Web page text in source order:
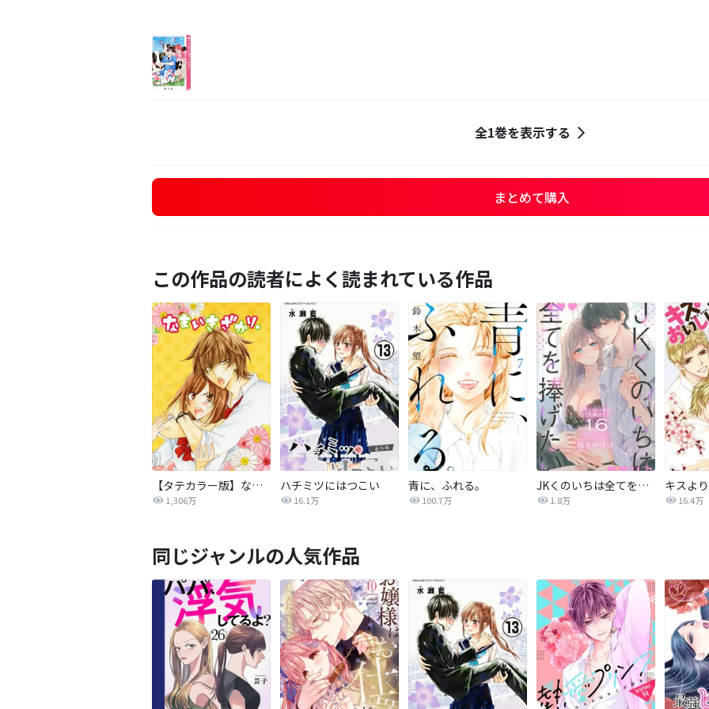
全1巻を表示する
まとめて購入
この作品の読者によく読まれている作品
【タテカラー版】なまいきざかり。
1,306万
ハチミツにはつこい
16.1万
青に、ふれる。
100.7万
JKくのいちは全てを捧げたい
1.8万
キスよ
16.4万
同じジャンルの人気作品